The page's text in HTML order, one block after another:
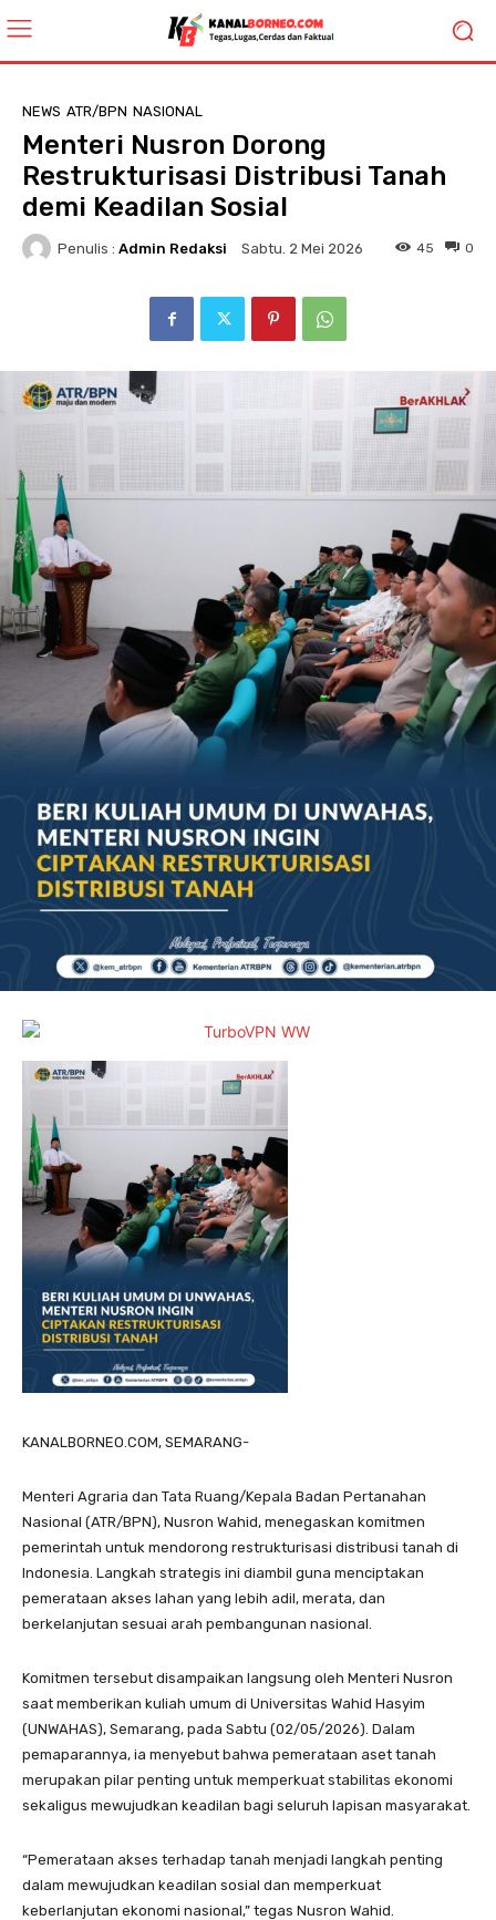
NEWS ATR/BPN NASIONAL
Menteri Nusron Dorong
Restrukturisasi Distribusi Tanah
demi Keadilan Sosial
Penulis : Admin Redaksi Sabtu. 2 Mei 2026 0
45
KANALBORNEO.COM, SEMARANG-
Menteri Agraria dan Tata Ruang/Kepala Badan Pertanahan
Nasional (ATR/BPN), Nusron Wahid, menegaskan komitmen
pemerintah untuk mendorong restrukturisasi distribusi tanah di
Indonesia. Langkah strategis ini diambil guna menciptakan
pemerataan akses lahan yang lebih adil, merata, dan
berkelanjutan sesuai arah pembangunan nasional.
Komitmen tersebut disampaikan langsung oleh Menteri Nusron
saat memberikan kuliah umum di Universitas Wahid Hasyim
(UNWAHAS), Semarang, pada Sabtu (02/05/2026). Dalam
pemaparannya, ia menyebut bahwa pemerataan aset tanah
merupakan pilar penting untuk memperkuat stabilitas ekonomi
sekaligus mewujudkan keadilan bagi seluruh lapisan masyarakat.
“Pemerataan akses terhadap tanah menjadi langkah penting
dalam mewujudkan keadilan sosial dan memperkuat
keberlanjutan ekonomi nasional,” tegas Nusron Wahid.